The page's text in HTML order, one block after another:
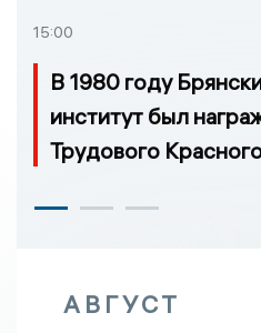
15:00
В 1980 году
институт был
Трудового
АВГУСТ